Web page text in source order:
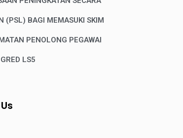
(PSL) BAGI MEMASUKI SKIM
PENOLONG PEGAWAI
LS5